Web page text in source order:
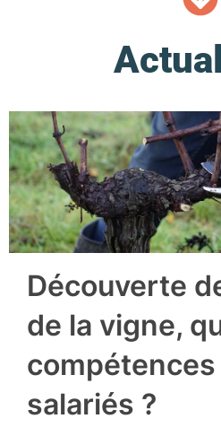
Découverte
de la vigne,
salariés ?